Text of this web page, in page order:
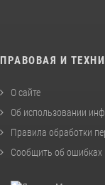
ПРАВОВАЯ И
О сайте
Об использовании
Правила обработки
Сообщить об ошибках